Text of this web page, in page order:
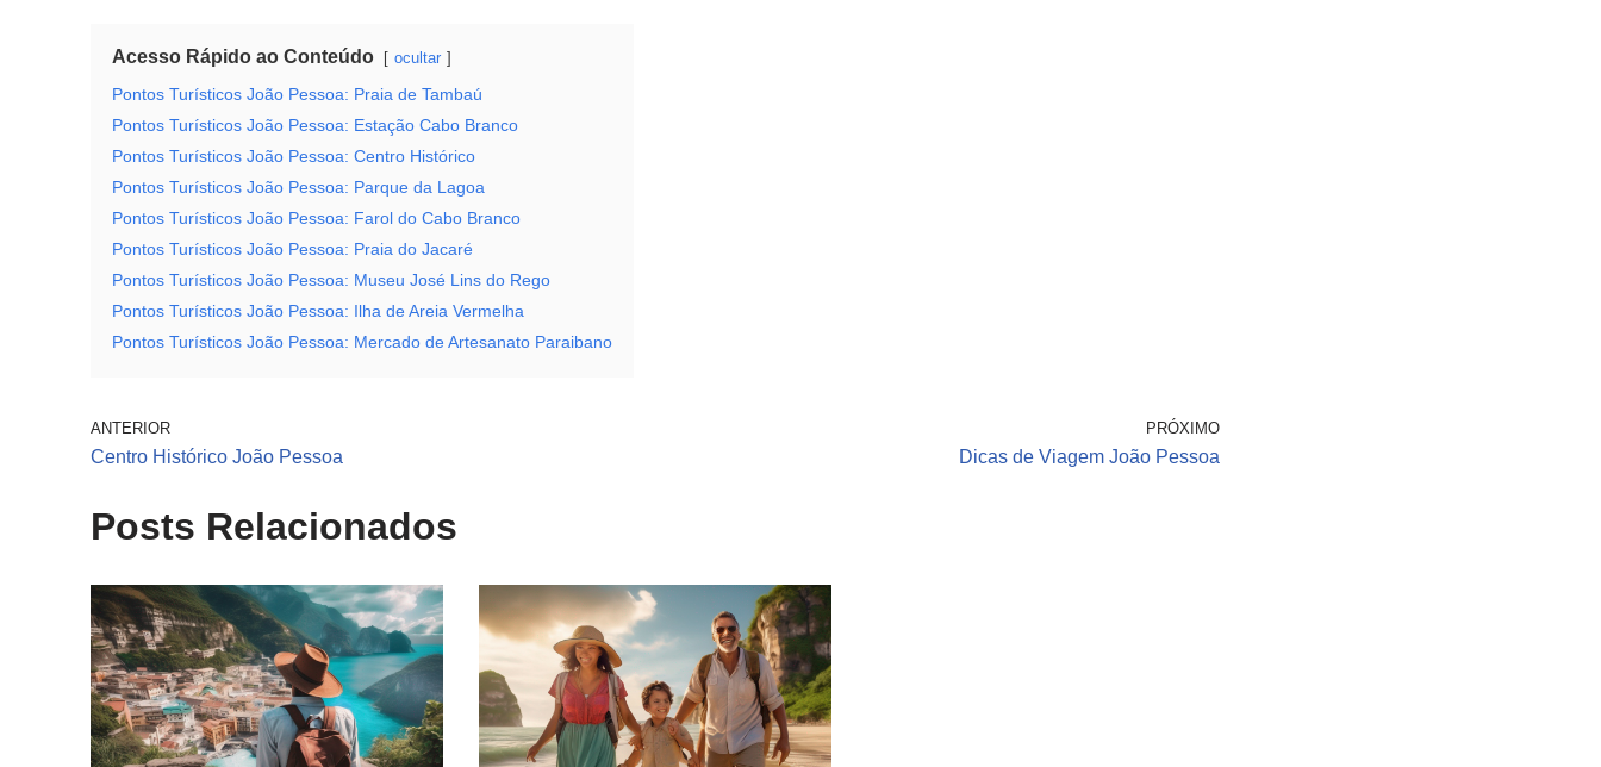
Acesso Rápido ao Conteúdo ocultar
Pontos Turísticos João Pessoa: Praia de Tambaú
Pontos Turísticos João Pessoa: Estação Cabo Branco
Pontos Turísticos João Pessoa: Centro Histórico
Pontos Turísticos João Pessoa: Parque da Lagoa
Pontos Turísticos João Pessoa: Farol do Cabo Branco
Pontos Turísticos João Pessoa: Praia do Jacaré
Pontos Turísticos João Pessoa: Museu José Lins do Rego
Pontos Turísticos João Pessoa: Ilha de Areia Vermelha
Pontos Turísticos João Pessoa: Mercado de Artesanato Paraibano
ANTERIOR
Centro Histórico João Pessoa
PRÓXIMO
Dicas de Viagem João Pessoa
Posts Relacionados